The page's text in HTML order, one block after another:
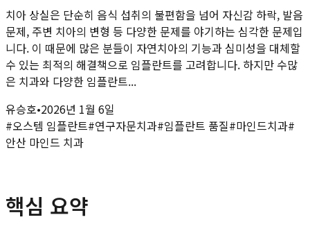
치아 상실은 단순히 음식 섭취의 불편함을 넘어 자신감 하락, 발음
문제, 주변 치아의 변형 등 다양한 문제를 야기하는 심각한 문제입
니다. 이 때문에 많은 분들이 자연치아의 기능과 심미성을 대체할
수 있는 최적의 해결책으로 임플란트를 고려합니다. 하지만 수많
은 치과와 다양한 임플란트...
유승호•2026년 1월 6일
#오스템 임플란트#연구자문치과#임플란트 품질#마인드치과#
안산 마인드 치과
핵심 요약